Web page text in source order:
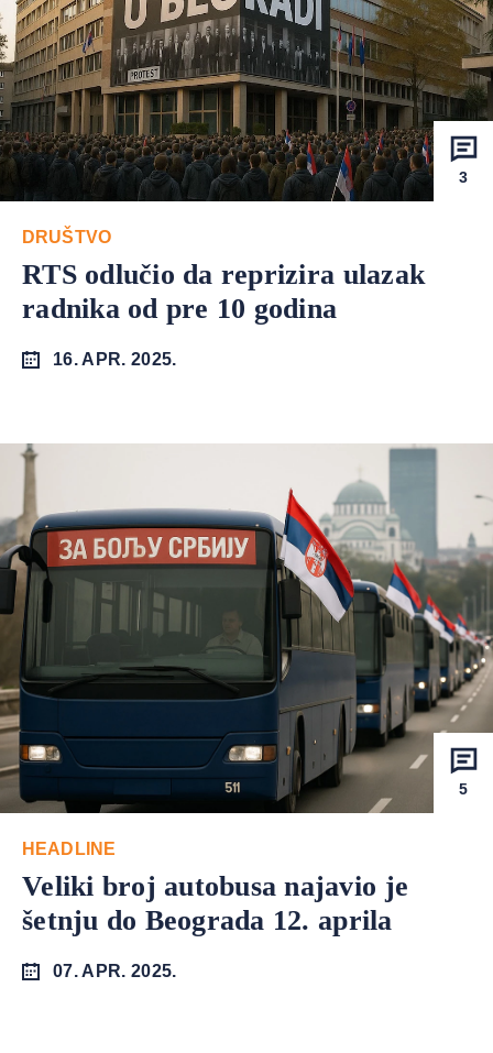
3
DRUŠTVO
RTS odlučio da reprizira ulazak
radnika od pre 10 godina
16. APR. 2025.
5
HEADLINE
Veliki broj autobusa najavio je
šetnju do Beograda 12. aprila
07. APR. 2025.